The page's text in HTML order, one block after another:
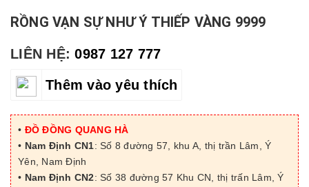
RỒNG VẠN SỰ NHƯ Ý THIẾP VÀNG 9999
LIÊN HỆ:0987 127 777
Thêm vào yêu thích
• ĐỒ ĐỒNG QUANG HÀ
• Nam Định CN1: Số 8 đường 57, khu A, thị trần Lâm, Ý
Yên, Nam Định
• Nam Định CN2: Số 38 đường 57 Khu CN, thị trấn Lâm, Ý